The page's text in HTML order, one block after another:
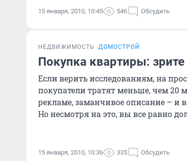
15 января, 2010, 10:45 546 Обсудить
НЕДВИЖИМОСТЬ ДОМОСТРОЙ
Покупка квартиры:
Если верить исследованиям, на
покупатели тратят меньше, чем 20
рекламе, заманчивое описание – и
Но несмотря на это, вы все равно
15 января, 2010, 10:36 335 Обсудить